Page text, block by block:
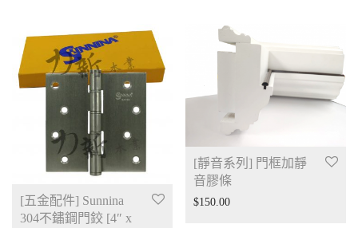
[五金配件] Sunnina
304不鏽鋼門鉸 [4″ x
[靜音系列] 門框加靜
音膠條
$150.00